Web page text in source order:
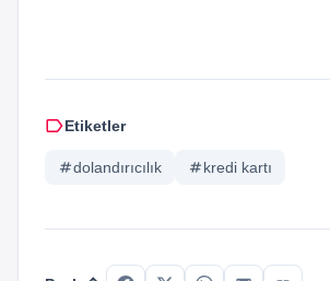
labelEtiketler
tagdolandırıcılık tagkredi kartı